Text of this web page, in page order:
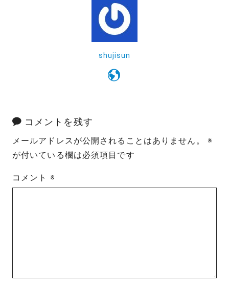
shujisun
コメントを残す
メールアドレスが公開されることはありません。
※
が付いている欄は必須項目です
コメント ※